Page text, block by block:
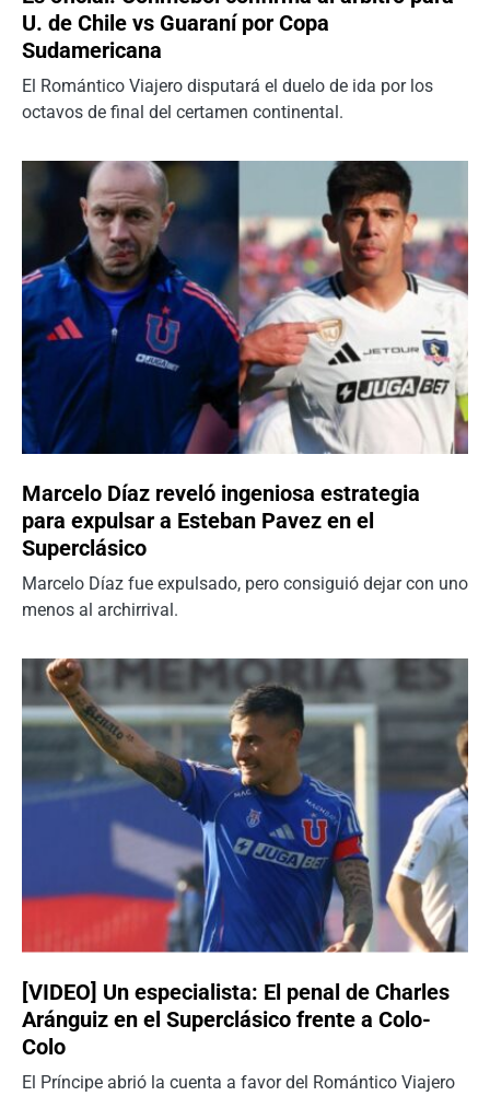
U. de Chile vs Guaraní por Copa
Sudamericana
El Romántico Viajero disputará el duelo de ida por los
octavos de final del certamen continental.
Marcelo Díaz reveló ingeniosa estrategia
para expulsar a Esteban Pavez en el
Superclásico
Marcelo Díaz fue expulsado, pero consiguió dejar con uno
menos al archirrival.
[VIDEO] Un especialista: El penal de Charles
Aránguiz en el Superclásico frente a Colo-
Colo
El Príncipe abrió la cuenta a favor del Romántico Viajero